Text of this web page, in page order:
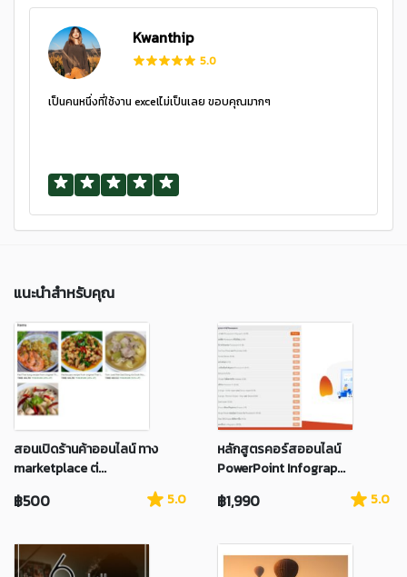
Kwanthip
5.0
เป็นคนหนึ่งที่ใช้งาน excelไม่เป็นเลย ขอบคุณมากๆ
แนะนำสำหรับคุณ
สอนเปิดร้านค้าออนไลน์ ทาง
marketplace ต่...
฿500 5.0
หลักสูตรคอร์สออนไลน์
PowerPoint Infograp...
฿1,990 5.0